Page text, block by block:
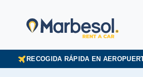
RECOGIDA RÁPIDA EN